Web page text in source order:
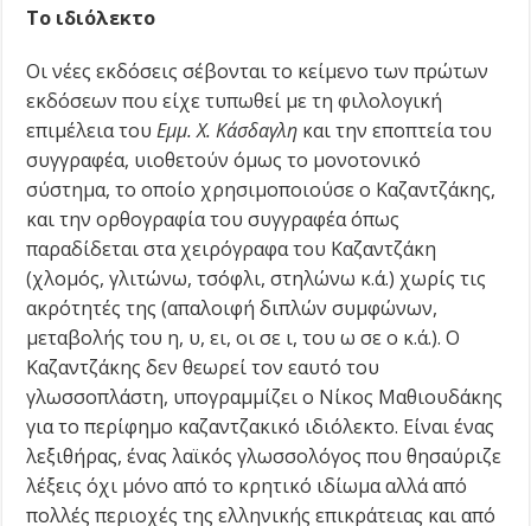
Το ιδιόλεκτο
Οι νέες εκδόσεις σέβονται το κείμενο των πρώτων
εκδόσεων που είχε τυπωθεί με τη φιλολογική
επιμέλεια τουΕμμ. Χ. Κάσδαγλη και την εποπτεία του
συγγραφέα, υιοθετούν όμως το μονοτονικό
σύστημα, το οποίο χρησιμοποιούσε ο Καζαντζάκης,
και την ορθογραφία του συγγραφέα όπως
παραδίδεται στα χειρόγραφα του Καζαντζάκη
(χλομός, γλιτώνω, τσόφλι, στηλώνω κ.ά.) χωρίς τις
ακρότητές της (απαλοιφή διπλών συμφώνων,
μεταβολής του η, υ, ει, οι σε ι, του ω σε ο κ.ά.). Ο
Καζαντζάκης δεν θεωρεί τον εαυτό του
γλωσσοπλάστη, υπογραμμίζει ο Νίκος Μαθιουδάκης
για το περίφημο καζαντζακικό ιδιόλεκτο. Είναι ένας
λεξιθήρας, ένας λαϊκός γλωσσολόγος που θησαύριζε
λέξεις όχι μόνο από το κρητικό ιδίωμα αλλά από
πολλές περιοχές της ελληνικής επικράτειας και από